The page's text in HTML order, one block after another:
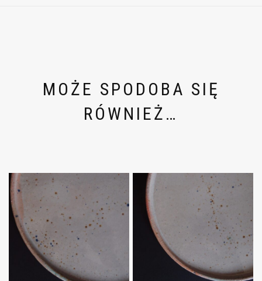
MOŻE SPODOBA SIĘ
RÓWNIEŻ…